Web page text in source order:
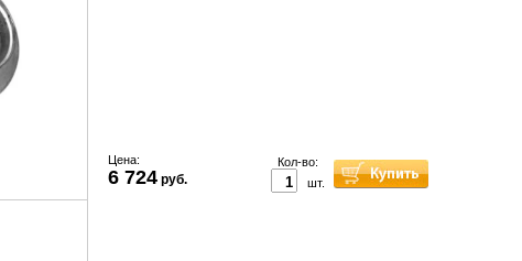
Кол-во:
шт.
Цена:
6 724 руб.